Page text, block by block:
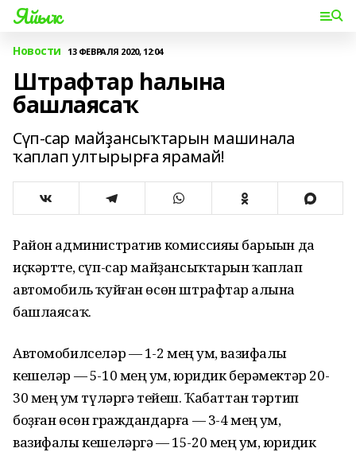
Яйыҡ
Новости 13 ФЕВРАЛЯ 2020, 12:04
Штрафтар һалына
башлаясаҡ
Сүп-сар майҙансыҡтарын машинала
ҡаплап ултырырға ярамай!
Район административ комиссияһы барыһын да
иҫкәртте, сүп-сар майҙансыҡтарын ҡаплап
автомобиль ҡуйған өсөн штрафтар һалына
башлаясаҡ.
Автомобилселәр — 1-2 мең һум, вазифалы
кешеләр — 5-10 мең һум, юридик берәмектәр 20-
30 мең һум түләргә тейеш. Ҡабаттан тәртип
боҙған өсөн граждандарға — 3-4 мең һум,
вазифалы кешеләргә — 15-20 мең һум, юридик